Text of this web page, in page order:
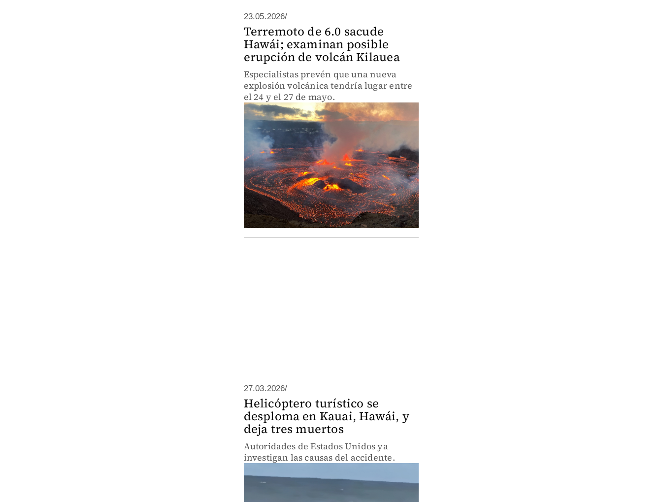
23.05.2026/
Terremoto de 6.0 sacude
Hawái; examinan posible
erupción de volcán Kilauea
Especialistas prevén que una nueva
explosión volcánica tendría lugar entre
el 24 y el 27 de mayo.
27.03.2026/
Helicóptero turístico se
desploma en Kauai, Hawái, y
deja tres muertos
Autoridades de Estados Unidos ya
investigan las causas del accidente.